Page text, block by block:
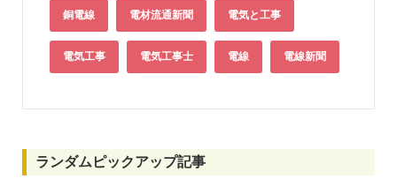
銅電線 電材流通新聞 電気と工事
電気工事 電気工事士 電線 電線新聞
ランダムピックアップ記事